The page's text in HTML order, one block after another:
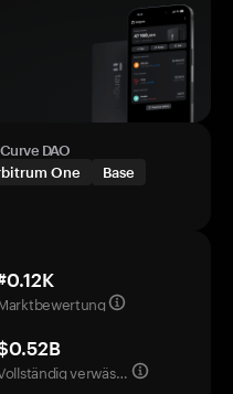
DAO
One
Base
Vollständig verwässerte Bewertung